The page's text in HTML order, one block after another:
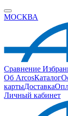
МОСКВА
Сравнение
Об ArcosКаталог
картыДоставка
Личный кабинет